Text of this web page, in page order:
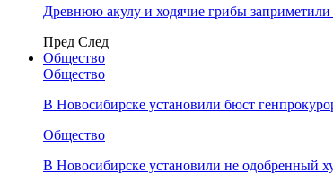
Древнюю акулу и ходячие грибы
Пред След
Общество
Общество
В Новосибирске установили бюст
Общество
В Новосибирске установили не одобренный